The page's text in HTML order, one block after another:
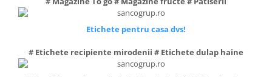
Etichete pentru casa dvs!
# Etichete recipiente mirodenii # Etichete dulap haine